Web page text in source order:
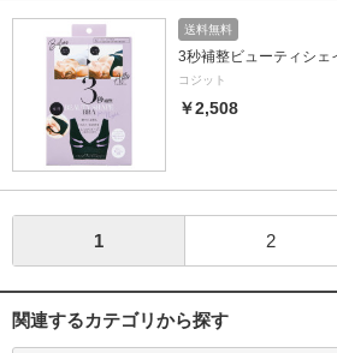
送料無料
3秒補整ビューティシェ
コジット
￥2,508
1 2
関連するカテゴリから探す